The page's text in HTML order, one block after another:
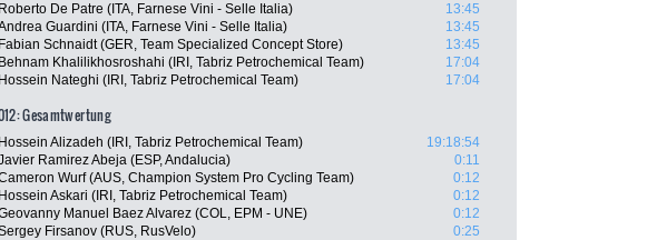
Roberto De Patre (ITA, Farnese Vini - Selle Italia)
13:45
Guardini (ITA, Farnese Vini - Selle Italia)
13:45
Fabian Schnaidt (GER, Team Specialized Concept Store)
13:45
Behnam Khalilikhosroshahi (IRI, Tabriz Petrochemical Team)
17:04
Hossein Nateghi (IRI, Tabriz Petrochemical Team) 17:04
Gesamtwertung
Hossein Alizadeh (IRI, Tabriz Petrochemical Team)
19:18:54
Ramirez Abeja (ESP, Andalucia)
0:11
Wurf (AUS, Champion System Pro Cycling Team)
0:12
Hossein Askari (IRI, Tabriz Petrochemical Team)
0:12
Manuel Baez Alvarez (COL, EPM - UNE)
0:12
Firsanov (RUS, RusVelo)
0:25